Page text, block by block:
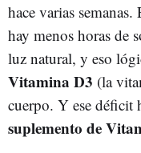
hace varias
hay menos horas de
luz natural, y eso
Vitamina D3 (la
cuerpo. Y ese déficit
suplemento de